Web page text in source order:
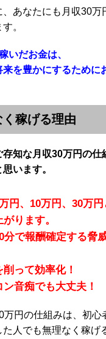
、あなたにも月収30万
。
いだお金は、
来を豊かにするために
稼げる理由
存知な月収30万円の仕
います。
円、10万円、30万
ります。
分で報酬確定する脅
って効率化！
ン音痴でも大丈夫！
万円の仕組みは、初心
た人でも無理なく稼げ